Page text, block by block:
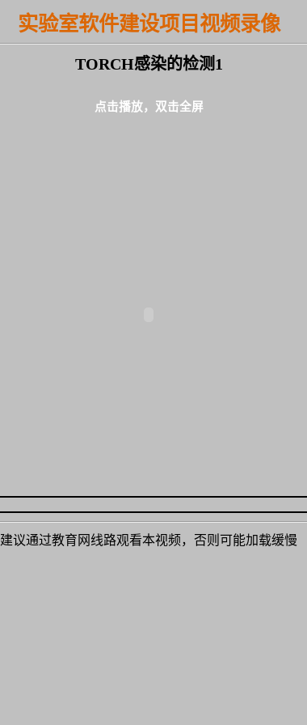
实验室软件建设项目视频录像
TORCH感染的检测1
点击播放，双击全屏
建议通过教育网线路观看本视频，否则可能加载缓慢